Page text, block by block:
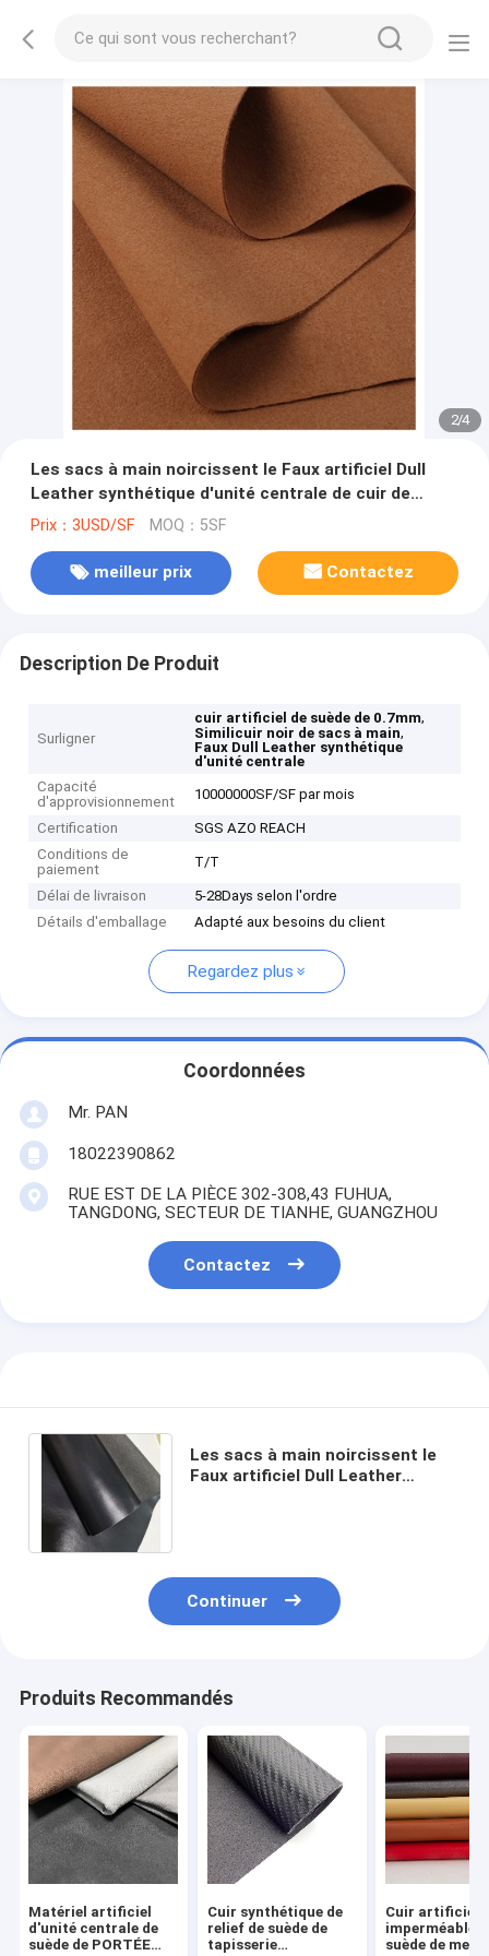
2/4
Les sacs à main noircissent le Faux artificiel Dull
Leather synthétique d'unité centrale de cuir de
suède
Prix：3USD/SF MOQ：5SF
meilleur prix Contactez
Description De Produit
Surligner
cuir artificiel de suède de 0.7mm,
Similicuir noir de sacs à main,
Faux Dull Leather synthétique
d'unité centrale
Capacité
d'approvisionnement
10000000SF/SF par mois
Certification
SGS AZO REACH
Conditions de
paiement
T/T
Délai de livraison
5-28Days selon l'ordre
Détails d'emballage
Adapté aux besoins du client
Regardez plus
Coordonnées
Mr. PAN
18022390862
RUE EST DE LA PIÈCE 302-308,43 FUHUA,
TANGDONG, SECTEUR DE TIANHE, GUANGZHOU
Contactez
Les sacs à main noircissent le
Faux artificiel Dull Leather
Continuer
Produits Recommandés
Matériel artificiel
d'unité centrale de
suède de PORTÉE
Cuir synthétique de
relief de suède de
tapisserie
Cuir artificiel
imperméable
suède de